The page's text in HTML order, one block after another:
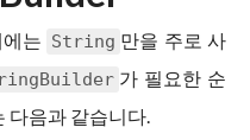
는 String 만을 주로 사
가 필요한 순
다음과 같습니다.